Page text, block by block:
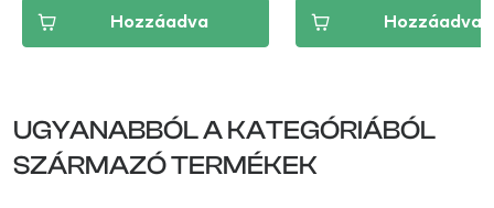
Hozzáadva Hozzáadva
UGYANABBÓL A KATEGÓRIÁBÓL
SZÁRMAZÓ TERMÉKEK